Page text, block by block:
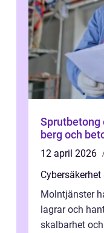
berg och
12 april 2026
Molntjänster
lagrar och
skalbarhet